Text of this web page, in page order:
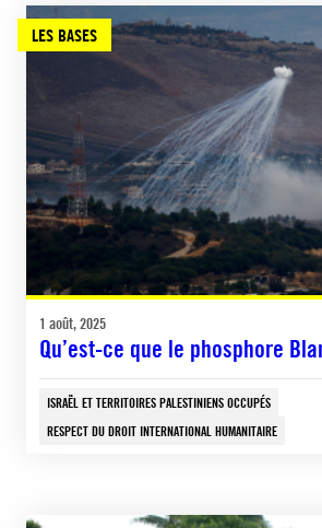
LES BASES
1 août, 2025
Qu’est-ce que le phosphore
ISRAËL ET TERRITOIRES PALESTINIENS OCCUPÉS
RESPECT DU DROIT INTERNATIONAL HUMANITAIRE